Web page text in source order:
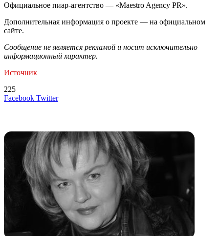
Официальное пиар-агентство — «Maestro Agency PR».
Дополнительная информация о проекте — на официальном
сайте.
Сообщение не является рекламой и носит исключительно
информационный характер.
Источник
225
Facebook TwitterLinkedIn
Tumblr
Reddit
Вконтакте
Одноклассники
Skype
Messenger
Messenger
WhatsApp
Telegram
Viber
Line
Поделиться
Печатать